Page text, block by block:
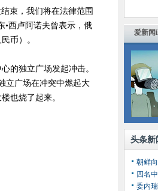
束，我们将在法律范围
•西卢阿诺夫曾表示，俄
币）。
的独立广场发起冲击。
立广场在冲突中燃起大
也烧了起来。
爱新闻
头条新
朝鲜
四名
委内